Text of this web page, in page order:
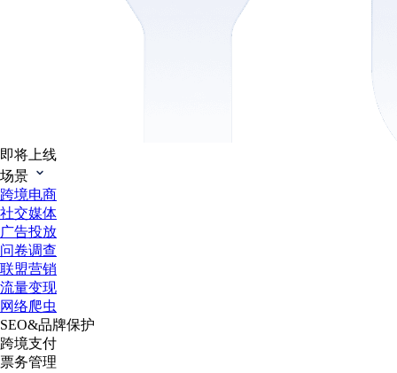
即将上线
场景
跨境电商
社交媒体
广告投放
问卷调查
联盟营销
流量变现
网络爬虫
SEO&品牌保护
跨境支付
票务管理